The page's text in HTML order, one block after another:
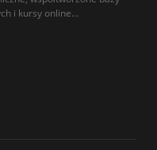
i kursy online...